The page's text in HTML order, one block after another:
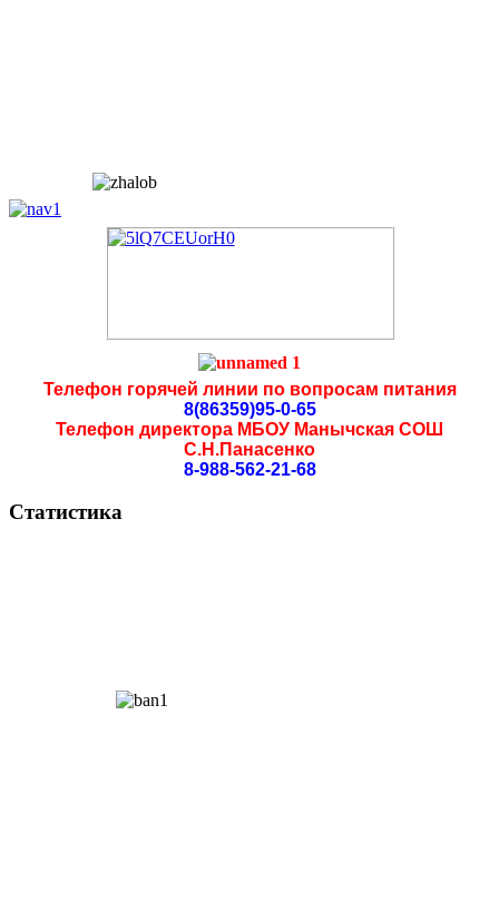
Телефон горячей линии по вопросам питания
8(86359)95-0-65
Телефон директора МБОУ Манычская СОШ
С.Н.Панасенко
8-988-562-21-68
Статистика